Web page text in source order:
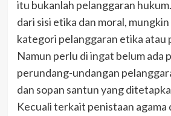
itu bukanlah pelanggaran
dari sisi etika dan moral, mungkin
kategori pelanggaran etika atau
Namun perlu di ingat belum ada
perundang-undangan
dan sopan santun yang
Kecuali terkait penistaan agama